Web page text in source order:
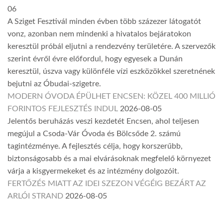
06
A Sziget Fesztivál minden évben több százezer látogatót
vonz, azonban nem mindenki a hivatalos bejáratokon
keresztül próbál eljutni a rendezvény területére. A szervezők
szerint évről évre előfordul, hogy egyesek a Dunán
keresztül, úszva vagy különféle vízi eszközökkel szeretnének
bejutni az Óbudai-szigetre.
MODERN ÓVODA ÉPÜLHET ENCSEN: KÖZEL 400 MILLIÓ
FORINTOS FEJLESZTÉS INDUL 2026-08-05
Jelentős beruházás veszi kezdetét Encsen, ahol teljesen
megújul a Csoda-Vár Óvoda és Bölcsőde 2. számú
tagintézménye. A fejlesztés célja, hogy korszerűbb,
biztonságosabb és a mai elvárásoknak megfelelő környezet
várja a kisgyermekeket és az intézmény dolgozóit.
FERTŐZÉS MIATT AZ IDEI SZEZON VÉGÉIG BEZÁRT AZ
ARLÓI STRAND 2026-08-05